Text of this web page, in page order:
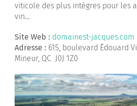
viticole des plus intègres pour les
vin…
Site Web : domainest-jacques.com
Adresse : 615, boulevard Édouard
Mineur, QC J0J 1Z0